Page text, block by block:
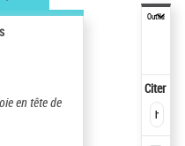
en tête de
Outils
Citer